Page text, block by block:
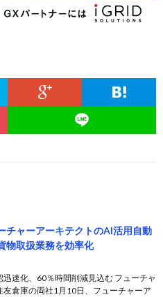
チャーアーキテクトのAI活用自動
物取扱業務を効率化
速化、60％時間削減見込む フューチャ
友倉庫の両社1月10日、フューチャーア